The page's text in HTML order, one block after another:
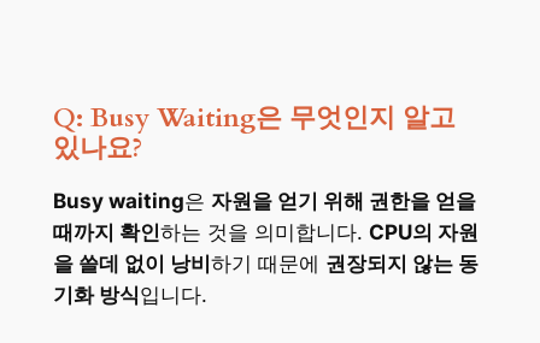
Q: Busy Waiting은 무엇인지 알고
있나요?
Busy waiting은 자원을 얻기 위해 권한을 얻을
때까지 확인하는 것을 의미합니다. CPU의 자원
을 쓸데 없이 낭비 하기 때문에 권장되지 않는 동
기화 방식입니다.